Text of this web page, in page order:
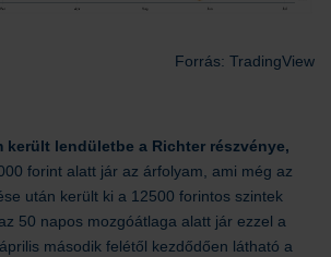
Forrás: TradingView
került lendületbe a Richter részvénye,
forint alatt jár az árfolyam, ami még az
után került ki a 12500 forintos szintek
50 napos mozgóátlaga alatt jár ezzel a
második felétől kezdődően látható a